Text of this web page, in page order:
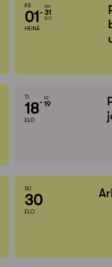
KE
01
HEINÄ
MA
31
ELO
TI
18
ELO
KE
19
SU
30
ELO